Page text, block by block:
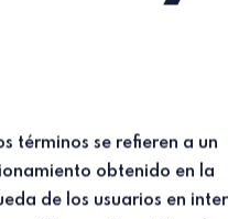
términos se refieren a un
obtenido en la
de los usuarios en
"técnicas" el objetivo que se
es obtener mayor visibilidad